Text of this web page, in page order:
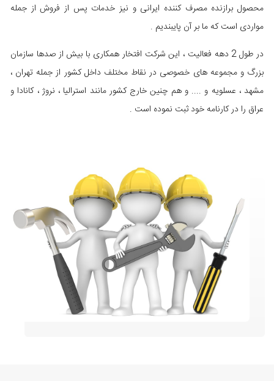
محصول برازنده مصرف کننده ایرانی و نیز خدمات پس از فروش از جمله
مواردی است که ما بر آن پایبندیم .
در طول 2 دهه فعاليت ، این شرکت افتخار همکاری با بيش از صدها سازمان
بزرگ و مجموعه های خصوصی در نقاط مختلف داخل کشور از جمله تهران ،
مشهد ، عسلویه و .... و هم چنین خارج کشور مانند استرالیا ، نروژ ، کانادا و
عراق را در کارنامه خود ثبت نموده است .